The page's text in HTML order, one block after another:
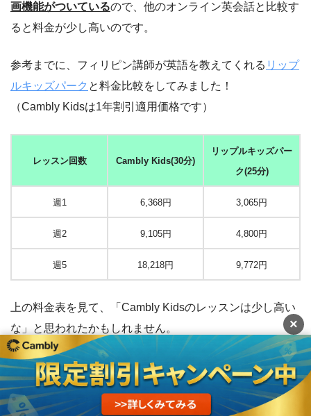
画機能がついているので、他のオンライン英会話と比較す
ると料金が少し高いのです。
参考までに、フィリピン講師が英語を教えてくれる リップ
ルキッズパーク と料金比較をしてみました！
（Cambly Kidsは1年割引適用価格です）
レッスン回数 Cambly Kids(30分)
リップルキッズパー
ク(25分)
週1 6,368円 3,065円
週2 9,105円 4,800円
週5 18,218円 9,772円
上の料金表を見て、「Cambly Kidsのレッスンは少し高い
な」と思われたかもしれません。
Cambly Kidsは他のオンライン英会話と
×